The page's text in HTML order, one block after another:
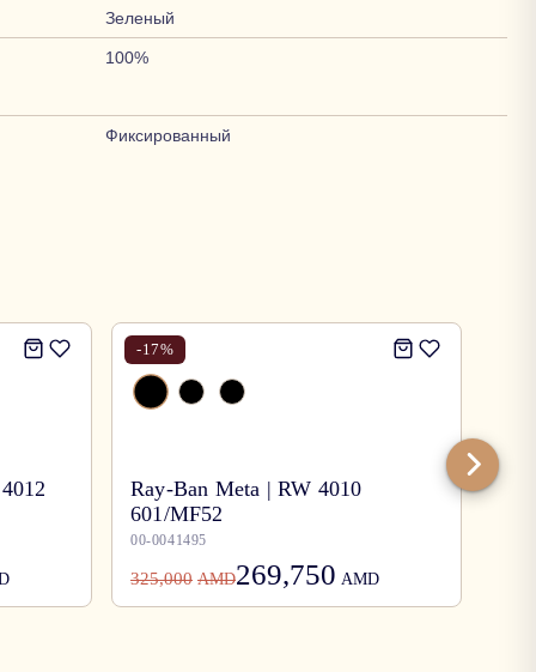
Зеленый
100%
Фиксированный
-17%
Ray-Ban Meta | RW 4010
601/MF52
00-0041495
325,000 AMD269,750 AMD